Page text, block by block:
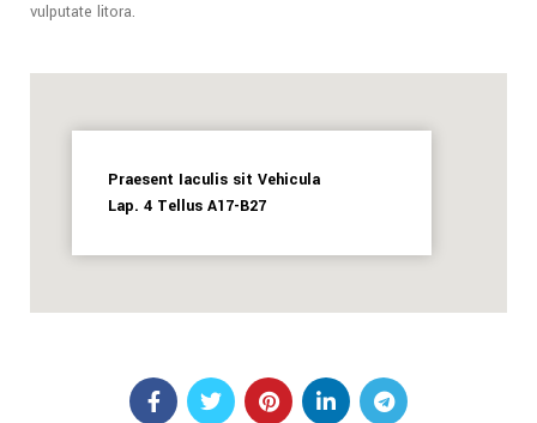
vulputate litora.
Praesent Iaculis sit Vehicula
Lap. 4 Tellus A17-B27